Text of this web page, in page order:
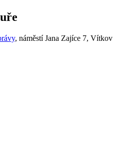
, náměstí Jana Zajíce 7, Vítkov